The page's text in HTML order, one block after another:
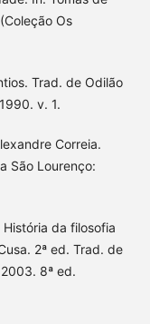
Os
Trad. de Odilão
v. 1.
Correia.
São Lourenço:
História da filosofia
2ª ed. Trad. de
8ª ed.